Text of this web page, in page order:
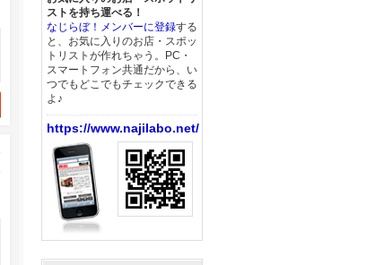
ストを持ち運べる！
なじらぼ！メンバーに登録する
と、お気に入りのお店・スポッ
トリストが作れちゃう。PC・
スマートフォン共通だから、い
つでもどこでもチェックできる
よ♪
https://www.najilabo.net/